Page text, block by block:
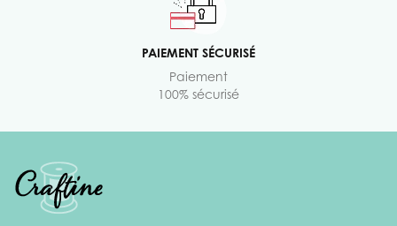
PAIEMENT SÉCURISÉ
Paiement
100% sécurisé